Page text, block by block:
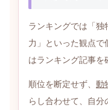
ランキングでは「独
力」といった観点で
はランキング記事を
順位を断定せず、 動
らし合わせて、自